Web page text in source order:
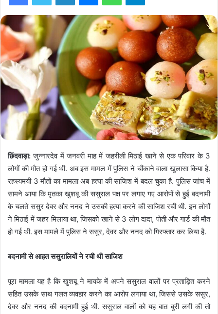
छिंदवाड़ा: जुन्नारदेव में जनवरी माह में जहरीली मिठाई खाने से एक परिवार के 3
लोगों की मौत हो गई थी. अब इस मामल में पुलिस ने चौंकाने वाला खुलासा किया है.
रहस्यमयी 3 मौतों का मामला अब हत्या की साजिश में बदल चुका है. पुलिस जांच में
सामने आया कि मृतका खुशबू की ससुराल पक्ष पर लगाए गए आरोपों से हुई बदनामी
के चलते ससुर देवर और ननद ने उसकी हत्या करने की साजिश रची थी. इन लोगों
ने मिठाई में जहर मिलाया था, जिसको खाने से 3 लोग दादा, पोती और गार्ड की मौत
हो गई थी. इस मामले में पुलिस ने ससुर, देवर और ननद को गिरफ्तार कर लिया है.
बदनामी से आहत ससुरालियों ने रची थी साजिश
पूरा मामला यह है कि खुशबू ने मायके में अपने ससुराल वालों पर प्रताड़ित करने
सहित उसके साथ गलत व्यवहार करने का आरोप लगाया था, जिससे उसके ससुर,
देवर और ननद की बदनामी हुई थी. ससुराल वालों को यह बात बुरी लगी की तो